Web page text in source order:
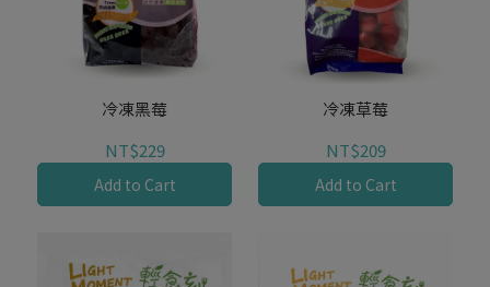
冷凍黑莓
NT$229
Add to Cart
冷凍草莓
NT$209
Add to Cart